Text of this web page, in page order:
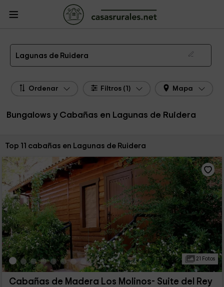
Casas Rurales
Cabañas Lagunas de Ruidera
Los mejores bungalows y cabañas en Lagunas de Ruidera de 2026
Lagunas de Ruidera
Ordenar Filtros (1) Mapa
Bungalows y Cabañas en Lagunas de Ruidera
Ordenar por:
Top 11 cabañas en Lagunas de Ruidera
21 Fotos
Cabañas de Madera Los Molinos- Suite del Rey